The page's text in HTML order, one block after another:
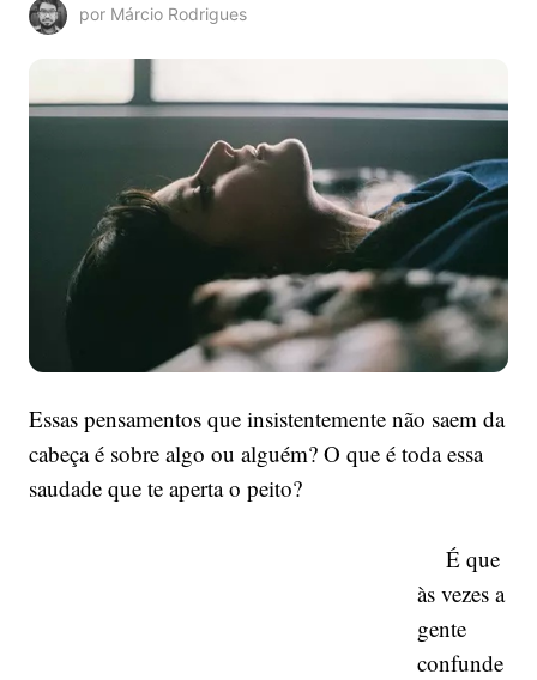
de
alguém?
por Márcio Rodrigues
Essas pensamentos que insistentemente não saem da
cabeça é sobre algo ou alguém? O que é toda essa
saudade que te aperta o peito?
É que
às vezes a
gente
confunde